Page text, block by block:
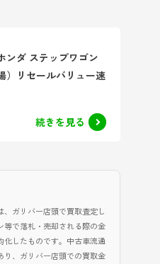
ンダ ステップワゴン
）リセールバリュー速
続きを見る
ガリバー店頭で買取査定し
等で落札・売却される際の金
したものです。中古車流通
り、ガリバー店頭での買取金